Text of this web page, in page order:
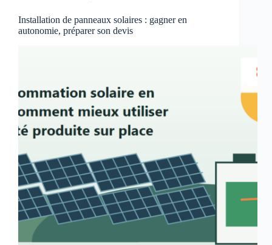
Installation de panneaux solaires : gagner en
autonomie, préparer son devis